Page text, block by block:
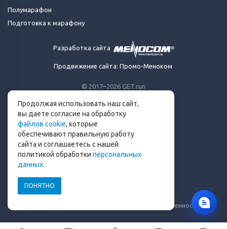
© 2017–2026 GET.run
Сделано с ❤ бегунами
для бегунов
Телеграм-канал Get.run
Беговой чат в Телеграм
info@get.run
Уведомление о рисках и ограничение ответственности
Полумарафон
Подготовка к марафону
Разработка сайта
Продвижение сайта: Промо-Меноком
Продолжая использовать наш сайт,
вы даете согласие на обработку
файлов cookie, которые
обеспечивают правильную работу
сайта и соглашаетесь с нашей
политикой обработки персональных
данных.
ПОНЯТНО